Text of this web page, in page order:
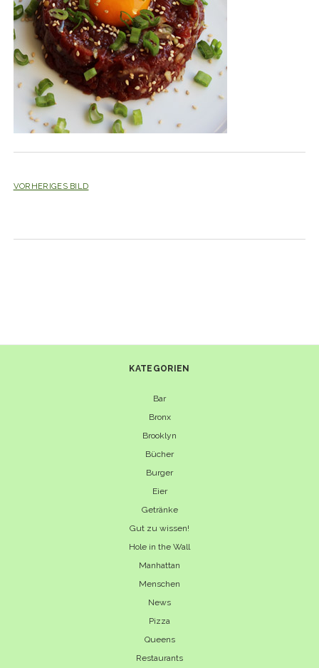
VORHERIGES BILD
KATEGORIEN
Bar
Bronx
Brooklyn
Bücher
Burger
Eier
Getränke
Gut zu wissen!
Hole in the Wall
Manhattan
Menschen
News
Pizza
Queens
Restaurants